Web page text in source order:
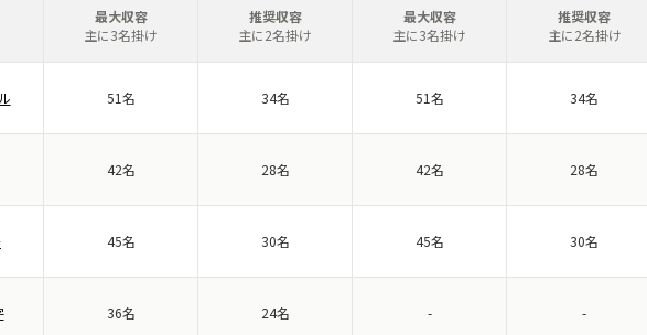
最大収容
主に3名掛け
推奨収容
主に2名掛け
最大収容
主に3名掛け
推奨収容
主に2名掛け
51名 34名 51名 34名
42名 28名 42名 28名
45名 30名 45名 30名
36名 24名 - -